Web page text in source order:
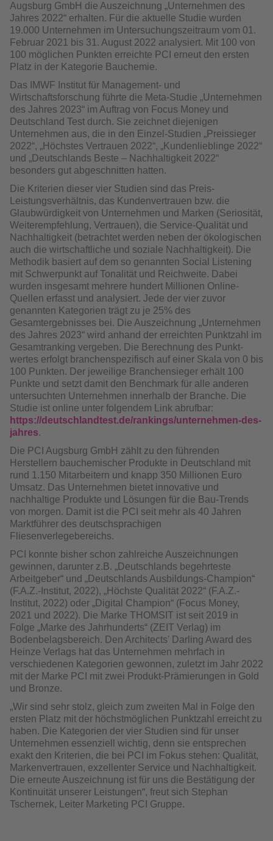
Augsburg GmbH die Auszeichnung „Unternehmen des
Jahres 2022“ erhalten. Für die aktuelle Studie wurden
19.000 Unternehmen im Untersuchungszeitraum vom 01.
Februar 2021 bis 31. August 2022 analysiert. Mit 100 von
100 möglichen Punkten erreichte PCI erneut den ersten
Platz in der Kategorie Bauchemie.
Das IMWF Institut für Management- und
Wirtschaftsforschung führte die Meta-Studie „Unternehmen
des Jahres 2023“ im Auftrag von Focus Money und
Deutschland Test durch. Sie zeichnet diejenigen
Unternehmen aus, die in den Einzel-Studien „Preissieger
2022“, „Höchstes Vertrauen 2022“, „Kundenlieb­linge 2022“
und „Deutschlands Beste – Nachhaltigkeit 2022“
besonders gut abgeschnitten hatten.
Die Kriterien dieser vier Studien sind das Preis-
Leistungsverhältnis, das Kun­denvertrauen bzw. die
Glaubwürdigkeit von Unternehmen und Marken (Serio­sität,
Weiterempfehlung, Vertrauen), die Service-Qualität und
Nachhaltigkeit (betrachtet werden neben der ökologischen
auch die wirtschaftliche und soziale Nachhaltigkeit). Die
Methodik basiert auf dem so genannten Social Listening
mit Schwerpunkt auf Tonalität und Reichweite. Dabei
wurden insge­samt mehrere hundert Millionen Online-
Quellen erfasst und analysiert. Jede der vier zuvor
genannten Kategorien trägt zu je 25% des
Gesamtergebnisses bei. Die Auszeichnung „Unternehmen
des Jahres 2023“ wird anhand der er­reichten Punktzahl im
Gesamtranking vergeben. Die Berechnung des Punkt­
wertes erfolgt branchenspezifisch auf einer Skala von 0 bis
100 Punkten. Der jeweilige Branchensieger erhält 100
Punkte und setzt damit den Benchmark für alle anderen
untersuchten Unternehmen innerhalb der Branche. Die
Studie ist online unter folgendem Link abrufbar:
https://deutschland­test.de/rankings/unternehmen-des-
jahres.
Die PCI Augsburg GmbH zählt zu den führenden
Herstellern bauchemischer Produkte in Deutschland mit
rund 1.150 Mitarbeitern und knapp 350 Millionen Euro
Umsatz. Das Unternehmen bietet innovative und
nachhaltige Produkte und Lösungen für die Bau-Trends
von morgen. Damit ist die PCI seit mehr als 40 Jahren
Marktführer des deutschsprachigen
Fliesenverlegebereichs.
PCI konnte bisher schon zahlreiche Auszeichnungen
gewinnen, darunter z.B. „Deutschlands begehrteste
Arbeitgeber“ und „Deutschlands Ausbildungs-Champion“
(F.A.Z.-Institut, 2022), „Höchste Qualität 2022“ (F.A.Z.-
Institut, 2022) oder „Digital Champion“ (Focus Money,
2021 und 2022). Die Marke THOMSIT ist seit 2019 in
Folge „Marke des Jahrhunderts“ (ZEIT Verlag) im
Bodenbelagsbereich. Den Architects' Darling Award des
Heinze Verlags hat das Unternehmen mehrfach in
verschiedenen Kategorien gewonnen, zuletzt im Jahr 2022
mit der Marke PCI mit zwei Produkt-Prämierungen in Gold
und Bronze.
„Wir sind sehr stolz, gleich zum zweiten Mal in Folge den
ersten Platz mit der höchstmöglichen Punktzahl erreicht zu
haben. Die Kategorien der vier Studien sind für unser
Unternehmen essenziell wichtig, denn sie entsprechen
exakt den Kriterien, die bei PCI im Fokus stehen: Qualität,
Markenvertrauen, exzellenter Service und Nachhaltigkeit.
Die erneute Auszeichnung ist für uns die Bestäti­gung der
Kontinuität unserer Leistungen“, freut sich Stephan
Tschernek, Leiter Marketing PCI Gruppe.